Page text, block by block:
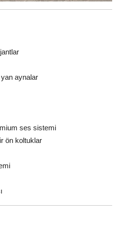
aynalar
ses sistemi
ön koltuklar